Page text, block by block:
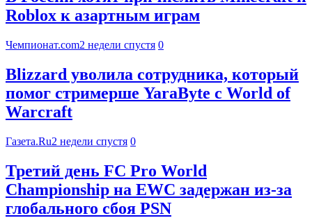
Roblox к азартным играм
Чемпионат.com2 недели спустя 0
Blizzard уволила сотрудника, который
помог стримерше YaraByte с World of
Warcraft
Газета.Ru2 недели спустя 0
Третий день FC Pro World
Championship на EWC задержан из-за
глобального сбоя PSN